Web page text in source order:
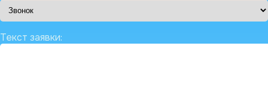
Текст заявки: